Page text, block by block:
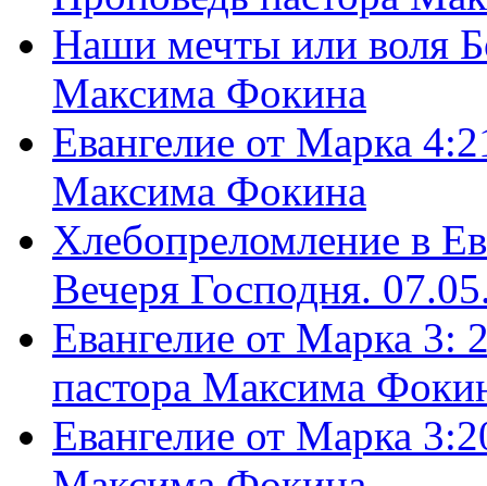
Наши мечты или воля
Максима Фокина
Евангелие от Марка
Максима Фокина
Хлебопреломление в
Вечеря Господня.
Евангелие от Марка 3:
пастора Максима
Евангелие от Марка